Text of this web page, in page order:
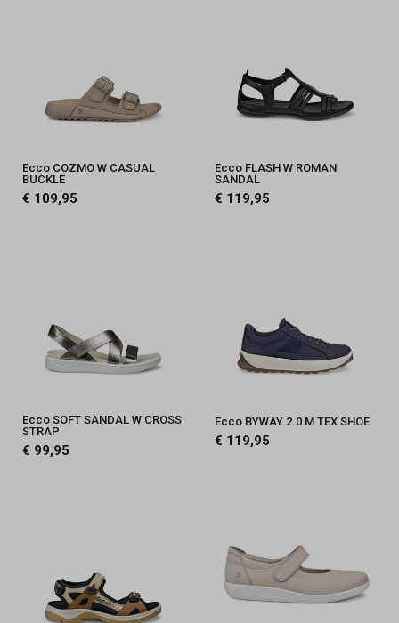
Ecco COZMO W CASUAL
BUCKLE
€ 109,95
Ecco FLASH W ROMAN
SANDAL
€ 119,95
Ecco SOFT SANDAL W CROSS
STRAP
€ 99,95
Ecco BYWAY 2.0 M TEX SHOE
€ 119,95